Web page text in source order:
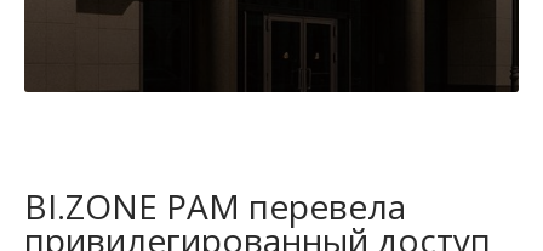
BI.ZONE PAM перевела
привилегированный доступ